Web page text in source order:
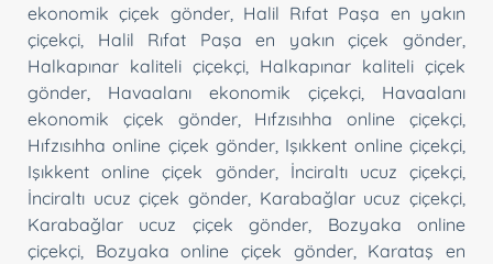
ekonomik çiçek gönder, Halil Rıfat Paşa en yakın
çiçekçi
Halil Rıfat Paşa en yakın çiçek gönder
Halkapınar kaliteli çiçekçi
Halkapınar kaliteli çiçek
gönder
Havaalanı ekonomik çiçekçi
Havaalanı
ekonomik çiçek gönder, Hıfzısıhha online çiçekçi
Hıfzısıhha online çiçek gönder Işıkkent online çiçekçi
Işıkkent online çiçek gönder, İnciraltı ucuz çiçekçi
İnciraltı ucuz çiçek gönder Karabağlar ucuz çiçekçi
Karabağlar ucuz çiçek gönder
Bozyaka online
çiçekçi
Bozyaka online çiçek gönder, Karataş en